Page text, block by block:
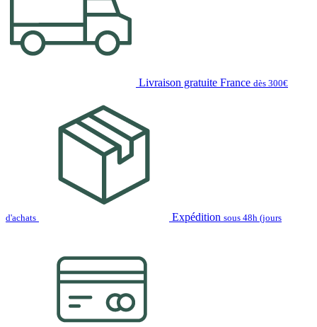
Livraison gratuite France dès 300€
d'achats Expédition sous 48h (jours